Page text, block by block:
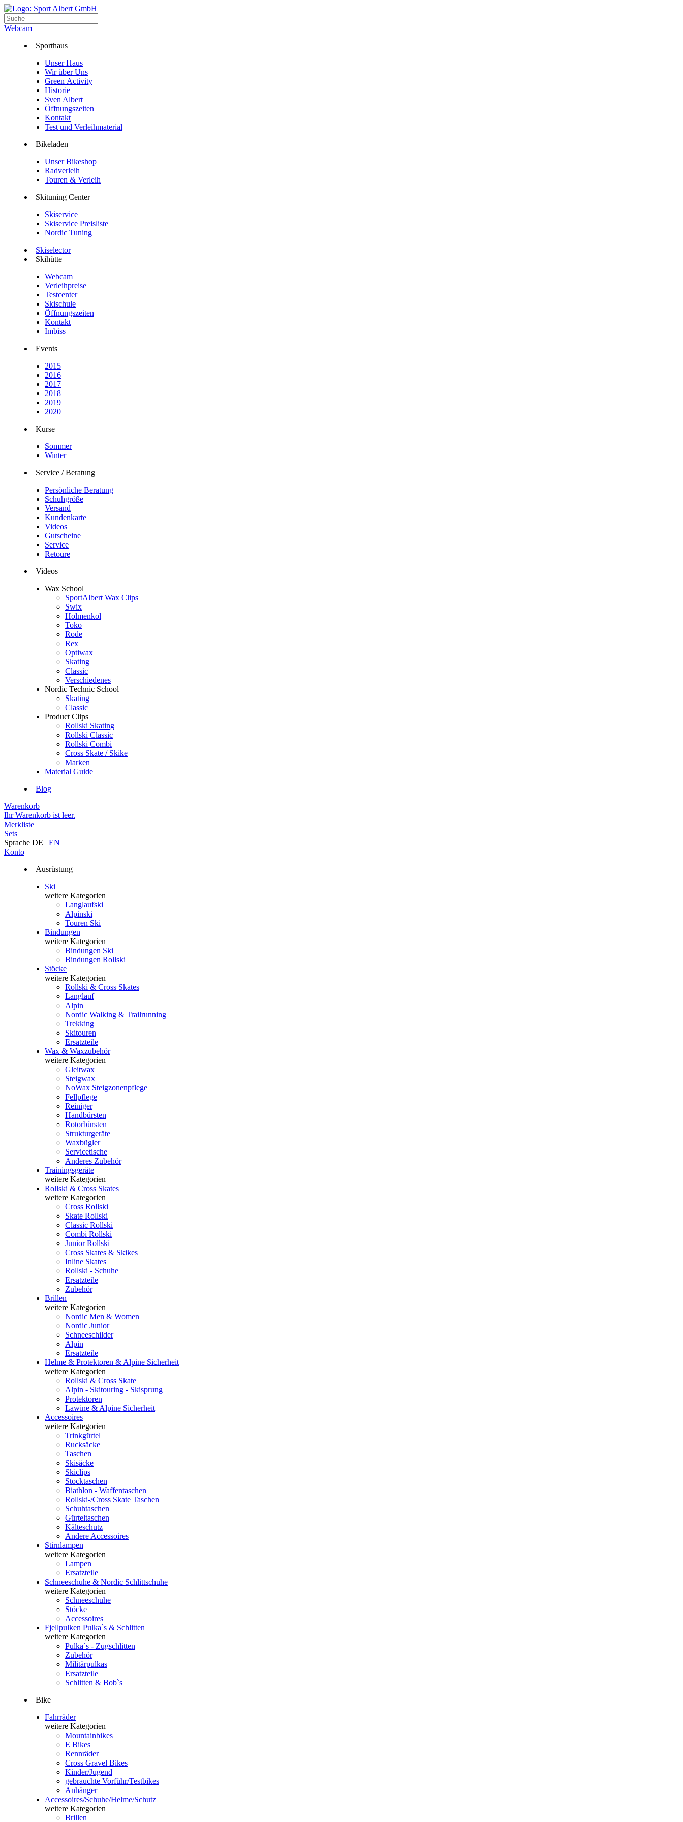
Webcam
Sporthaus
Unser Haus
Wir über Uns
Green Activity
Historie
Sven Albert
Öffnungszeiten
Kontakt
Test und Verleihmaterial
Bikeladen
Unser Bikeshop
Radverleih
Touren & Verleih
Skituning Center
Skiservice
Skiservice Preisliste
Nordic Tuning
Skiselector
Skihütte
Webcam
Verleihpreise
Testcenter
Skischule
Öffnungszeiten
Kontakt
Imbiss
Events
2015
2016
2017
2018
2019
2020
Kurse
Sommer
Winter
Service / Beratung
Persönliche Beratung
Schuhgröße
Versand
Kundenkarte
Videos
Gutscheine
Service
Retoure
Videos
Wax School
SportAlbert Wax Clips
Swix
Holmenkol
Toko
Rode
Rex
Optiwax
Skating
Classic
Verschiedenes
Nordic Technic School
Skating
Classic
Product Clips
Rollski Skating
Rollski Classic
Rollski Combi
Cross Skate / Skike
Marken
Material Guide
Blog
Warenkorb
Ihr Warenkorb ist leer.
Merkliste
Sets
Sprache DE | EN
Konto
Ausrüstung
Ski
weitere Kategorien
Langlaufski
Alpinski
Touren Ski
Bindungen
weitere Kategorien
Bindungen Ski
Bindungen Rollski
Stöcke
weitere Kategorien
Rollski & Cross Skates
Langlauf
Alpin
Nordic Walking & Trailrunning
Trekking
Skitouren
Ersatzteile
Wax & Waxzubehör
weitere Kategorien
Gleitwax
Steigwax
NoWax Steigzonenpflege
Fellpflege
Reiniger
Handbürsten
Rotorbürsten
Strukturgeräte
Waxbügler
Servicetische
Anderes Zubehör
Trainingsgeräte
weitere Kategorien
Rollski & Cross Skates
weitere Kategorien
Cross Rollski
Skate Rollski
Classic Rollski
Combi Rollski
Junior Rollski
Cross Skates & Skikes
Inline Skates
Rollski - Schuhe
Ersatzteile
Zubehör
Brillen
weitere Kategorien
Nordic Men & Women
Nordic Junior
Schneeschilder
Alpin
Ersatzteile
Helme & Protektoren & Alpine Sicherheit
weitere Kategorien
Rollski & Cross Skate
Alpin - Skitouring - Skisprung
Protektoren
Lawine & Alpine Sicherheit
Accessoires
weitere Kategorien
Trinkgürtel
Rucksäcke
Taschen
Skisäcke
Skiclips
Stocktaschen
Biathlon - Waffentaschen
Rollski-/Cross Skate Taschen
Schuhtaschen
Gürteltaschen
Kälteschutz
Andere Accessoires
Stirnlampen
weitere Kategorien
Lampen
Ersatzteile
Schneeschuhe & Nordic Schlittschuhe
weitere Kategorien
Schneeschuhe
Stöcke
Accessoires
Fjellpulken Pulka`s & Schlitten
weitere Kategorien
Pulka`s - Zugschlitten
Zubehör
Militärpulkas
Ersatzteile
Schlitten & Bob`s
Bike
Fahrräder
weitere Kategorien
Mountainbikes
E Bikes
Rennräder
Cross Gravel Bikes
Kinder/Jugend
gebrauchte Vorführ/Testbikes
Anhänger
Accessoires/Schuhe/Helme/Schutz
weitere Kategorien
Brillen